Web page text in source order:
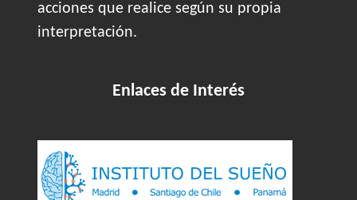
acciones que realice según su propia
interpretación.
Enlaces de Interés